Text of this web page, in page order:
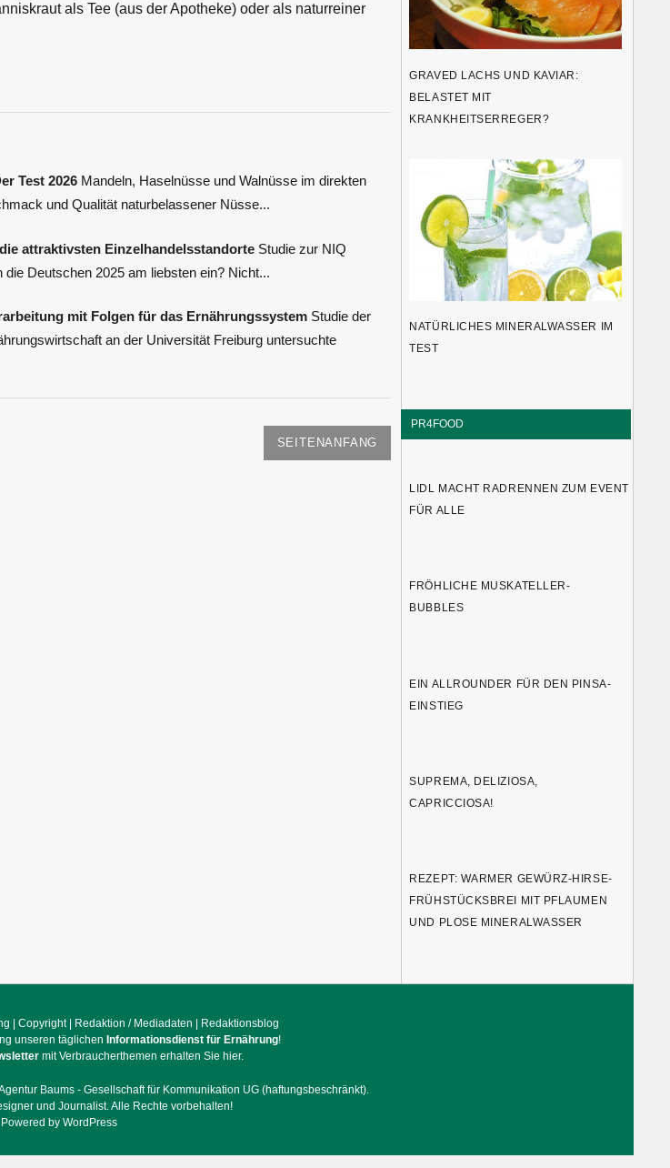
als Tee (aus der Apotheke) oder als naturreiner
Test 2026 Mandeln, Haselnüsse und Walnüsse im direkten
und Qualität naturbelassener Nüsse...
attraktivsten Einzelhandelsstandorte Studie zur NIQ
Deutschen 2025 am liebsten ein? Nicht...
mit Folgen für das Ernährungssystem Studie der
an der Universität Freiburg untersuchte
SEITENANFANG
GRAVED LACHS UND KAVIAR:
BELASTET MIT
KRANKHEITSERREGER?
NATÜRLICHES MINERALWASSER IM
TEST
PR4FOOD
LIDL MACHT RADRENNEN ZUM EVENT
FÜR ALLE
FRÖHLICHE MUSKATELLER-
BUBBLES
EIN ALLROUNDER FÜR DEN PINSA-
EINSTIEG
SUPREMA, DELIZIOSA,
CAPRICCIOSA!
REZEPT: WARMER GEWÜRZ-HIRSE-
FRÜHSTÜCKSBREI MIT PFLAUMEN
UND PLOSE MINERALWASSER
|Copyright| Redaktion / Mediadaten
Redaktionsblog
unseren täglichen Informationsdienst für Ernährung!
mit Verbraucherthemen erhalten Sie hier.
Baums - Gesellschaft für Kommunikation UG (haftungsbeschränkt).
und Journalist. Alle Rechte vorbehalten!
Powered by WordPress